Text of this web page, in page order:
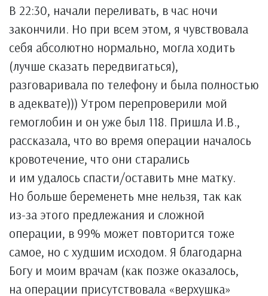
В 22:30, начали переливать, в час ночи
закончили. Но при всем этом, я чувствовала
себя абсолютно нормально, могла ходить
(лучше сказать передвигаться),
разговаривала по телефону и была полностью
в адеквате))) Утром перепроверили мой
гемоглобин и он уже был 118. Пришла И.В.,
рассказала, что во время операции началось
кровотечение, что они старались
и им удалось спасти/оставить мне матку.
Но больше беременеть мне нельзя, так как
из-за этого предлежания и сложной
операции, в 99% может повторится тоже
самое, но с худшим исходом. Я благодарна
Богу и моим врачам (как позже оказалось,
на операции присутствовала «верхушка»